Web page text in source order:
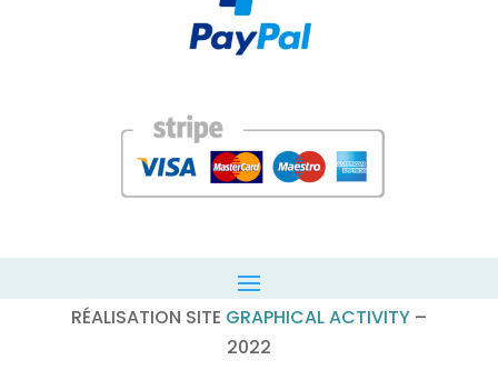
RÉALISATION SITE GRAPHICAL ACTIVITY–
2022